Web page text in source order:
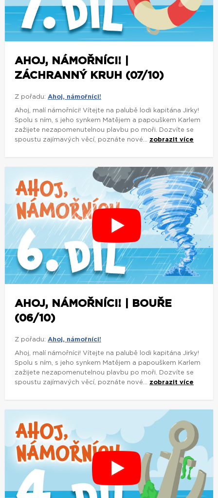
AHOJ, NÁMOŘNÍCI! |
ZÁCHRANNÝ KRUH (07/10)
Z pořadu: Ahoj, námořníci!
Ahoj, malí námořníci! Vítejte na palubě lodi kapitána Jirky!
Spolu s ním, s jeho synkem Matějem a papouškem Karlem
zažijete nezapomenutelnou plavbu po moři. Dozvíte se
spoustu zajímavých věcí, poznáte nové... zobrazit více
AHOJ, NÁMOŘNÍCI! | BOUŘE
(06/10)
Z pořadu: Ahoj, námořníci!
Ahoj, malí námořníci! Vítejte na palubě lodi kapitána Jirky!
Spolu s ním, s jeho synkem Matějem a papouškem Karlem
zažijete nezapomenutelnou plavbu po moři. Dozvíte se
spoustu zajímavých věcí, poznáte nové... zobrazit více